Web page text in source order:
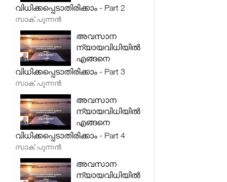
വിധിക്കപ്പെടാതിരിക്കാം - Part 2
സാക് പുന്നൻ
അവസാന
ന്യായവിധിയിൽ
എങ്ങനെ
വിധിക്കപ്പെടാതിരിക്കാം - Part 3
സാക് പുന്നൻ
അവസാന
ന്യായവിധിയിൽ
എങ്ങനെ
വിധിക്കപ്പെടാതിരിക്കാം - Part 4
സാക് പുന്നൻ
അവസാന
ന്യായവിധിയിൽ